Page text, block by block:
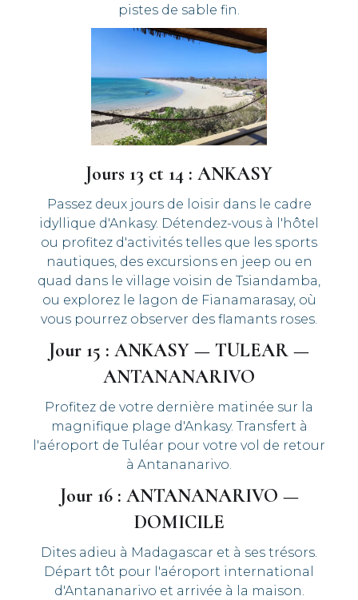
pistes de sable fin.
Jours 13 et 14 : ANKASY
Passez deux jours de loisir dans le cadre
idyllique d'Ankasy. Détendez-vous à l'hôtel
ou profitez d'activités telles que les sports
nautiques, des excursions en jeep ou en
quad dans le village voisin de Tsiandamba,
ou explorez le lagon de Fianamarasay, où
vous pourrez observer des flamants roses.
Jour 15 : ANKASY — TULEAR —
ANTANANARIVO
Profitez de votre dernière matinée sur la
magnifique plage d'Ankasy. Transfert à
l'aéroport de Tuléar pour votre vol de retour
à Antananarivo.
Jour 16 : ANTANANARIVO —
DOMICILE
Dites adieu à Madagascar et à ses trésors.
Départ tôt pour l'aéroport international
d'Antananarivo et arrivée à la maison.